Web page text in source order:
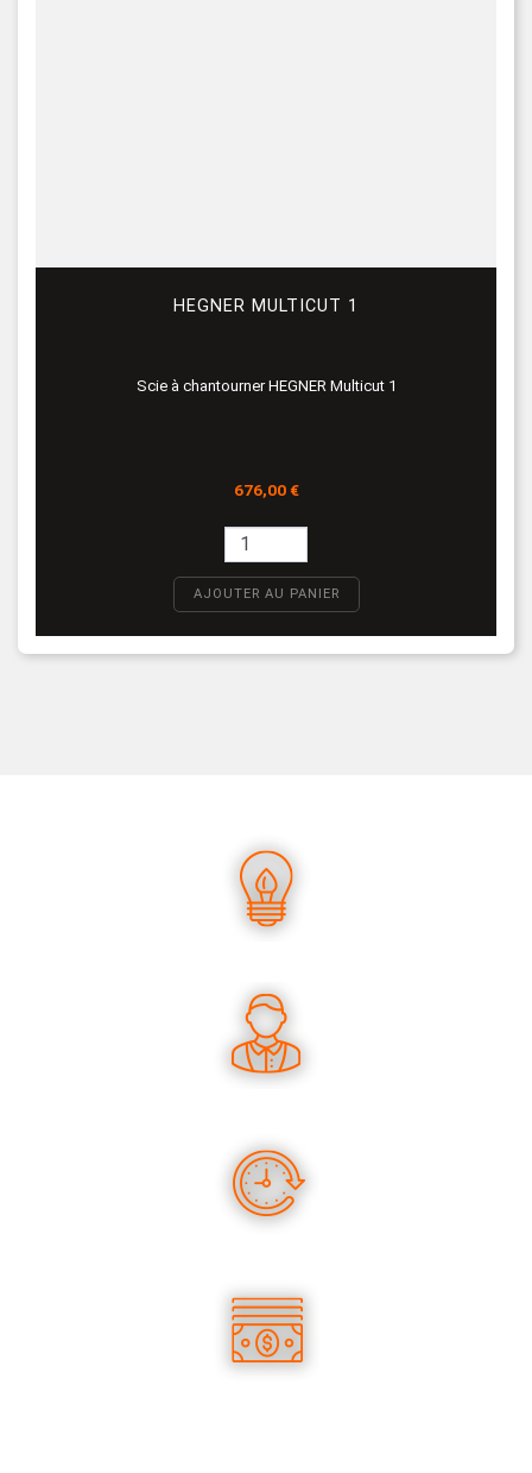
HEGNER MULTICUT 1
Scie à chantourner HEGNER Multicut 1
Prix
676,00 €
AJOUTER AU PANIER